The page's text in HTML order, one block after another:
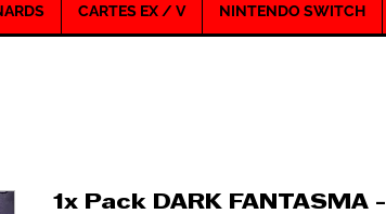
CARTES EX / V NINTENDO SWITCH
1x Pack DARK FANTASMA -